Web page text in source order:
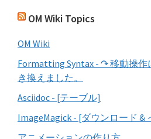
OM Wiki Topics
OM Wiki
Formatting Syntax - ↷ 移動操
き換えました。
Asciidoc - [テーブル]
ImageMagick - [ダウンロード &